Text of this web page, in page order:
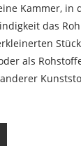
Kammer, in
das
als